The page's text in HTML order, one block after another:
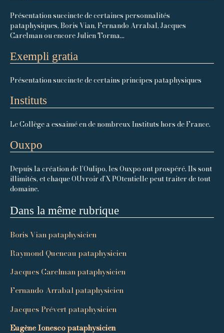
Présentation succincte de certaines personnalités
pataphysiques, Boris Vian, Fernando Arrabal, Jacques
Carelman ou encore Julien Torma...
Exempli gratia
Présentation succincte de certains principes pataphysiques
Instituts
Le Collège a essaimé en de nombreux Instituts hors de France.
Ouxpo
Depuis la création de l’Oulipo, les Ouxpo ont prospéré. Ils sont
illimités, et chaque OUvroir d’X POtentielle peut traiter de tout
domaine.
Dans la même rubrique
Boris Vian pataphysicien
Raymond Queneau pataphysicien
Jacques Carelman pataphysicien
Fernando Arrabal pataphysicien
Jacques Prévert pataphysicien
Eugène Ionesco pataphysicien